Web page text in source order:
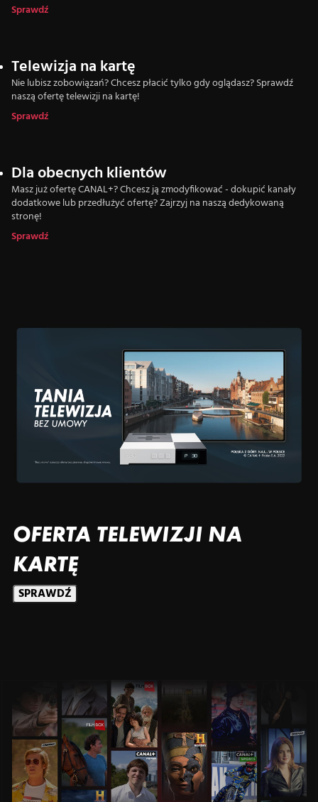
Sprawdź
Telewizja na kartę
Nie lubisz zobowiązań? Chcesz płacić tylko gdy oglądasz? Sprawdź
naszą ofertę telewizji na kartę!
Sprawdź
Dla obecnych klientów
Masz już ofertę CANAL+? Chcesz ją zmodyfikować - dokupić kanały
dodatkowe lub przedłużyć ofertę? Zajrzyj na naszą dedykowaną
stronę!
Sprawdź
OFERTA TELEWIZJI NA
KARTĘ
SPRAWDŹ